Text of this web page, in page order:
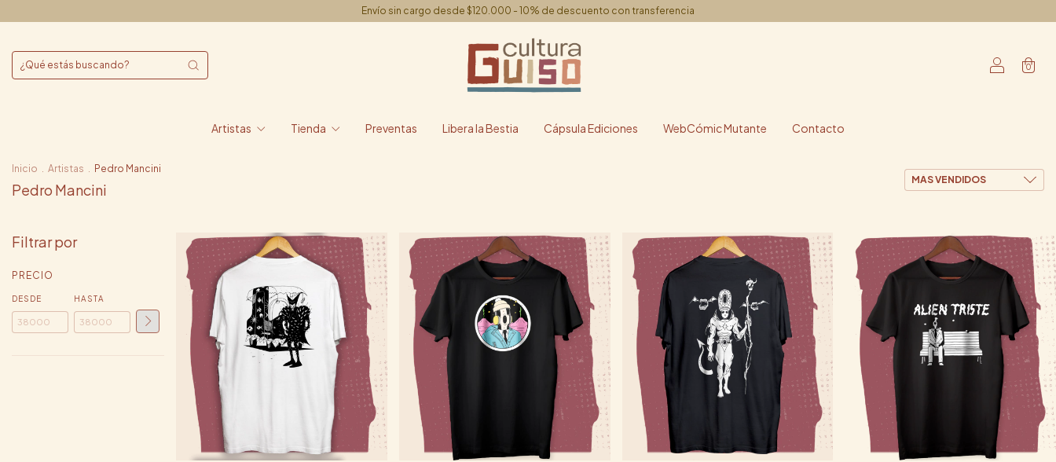
Envío sin cargo desde $120.000 - 10% de descuento con transferencia
0
Artistas Tienda Preventas Libera la Bestia Cápsula Ediciones WebCómic Mutante Contacto
Inicio . Artistas . Pedro Mancini
Pedro Mancini
Filtrar por
PRECIO
DESDE HASTA